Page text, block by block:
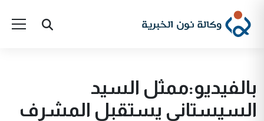
بالفيديو:ممثل السيد
السيستاني يستقبل المشرف